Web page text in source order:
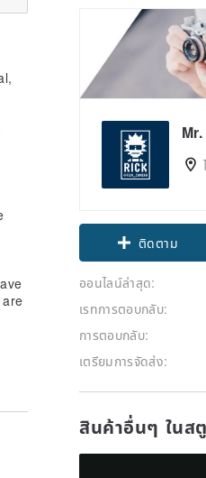
ติดตาม
ออนไลน์ล่าสุด:
เรทการตอบกลับ:
การตอบกลับ:
เตรียมการจัดส่ง:
สินค้าอื่นๆ ในส